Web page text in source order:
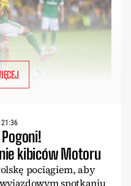
kibiców Motoru
pociągiem, aby
spotkaniu